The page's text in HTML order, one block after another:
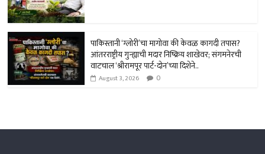
पाकिस्तानी ‘ग्लोरी’चा मागोवा की केवळ कागदी तपास?
आंतरराष्ट्रीय गुन्ह्याची मदार निष्क्रिय शाखेवर; संगमनेरची
वाटचाल ‘श्रीरामपूर पार्ट-दोन’च्या दिशेने..
August 3, 2026 0